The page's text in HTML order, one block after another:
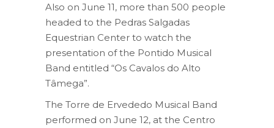
Also on June 11, more than 500 people
headed to the Pedras Salgadas
Equestrian Center to watch the
presentation of the Pontido Musical
Band entitled “Os Cavalos do Alto
Tâmega”.
The Torre de Ervededo Musical Band
performed on June 12, at the Centro